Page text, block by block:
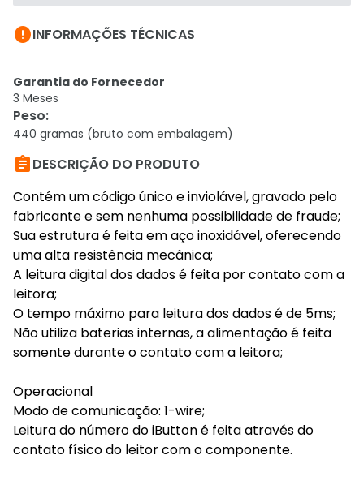
INFORMAÇÕES TÉCNICAS
Garantia do Fornecedor
3 Meses
Peso:
440 gramas (bruto com embalagem)
DESCRIÇÃO DO PRODUTO
Contém um código único e inviolável, gravado pelo
fabricante e sem nenhuma possibilidade de fraude;
Sua estrutura é feita em aço inoxidável, oferecendo
uma alta resistência mecânica;
A leitura digital dos dados é feita por contato com a
leitora;
O tempo máximo para leitura dos dados é de 5ms;
Não utiliza baterias internas, a alimentação é feita
somente durante o contato com a leitora;
Operacional
Modo de comunicação: 1-wire;
Leitura do número do iButton é feita através do
contato físico do leitor com o componente.